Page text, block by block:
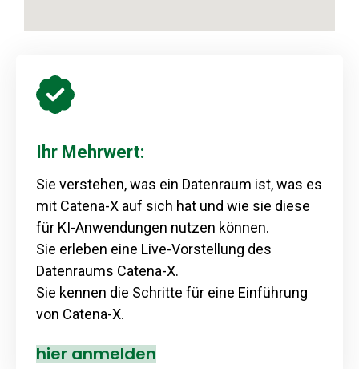
Ihr Mehrwert:
Sie verstehen, was ein Datenraum ist, was es
mit Catena-X auf sich hat und wie sie diese
für KI-Anwendungen nutzen können.
Sie erleben eine Live-Vorstellung des
Datenraums Catena-X.
Sie kennen die Schritte für eine Einführung
von Catena-X.
hier anmelden